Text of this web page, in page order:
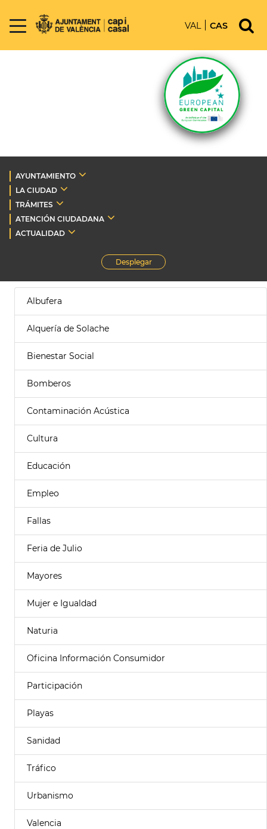
VAL CAS
AYUNTAMIENTO
LA CIUDAD
TRÁMITES
ATENCIÓN CIUDADANA
ACTUALIDAD
Desplegar
Albufera
Alquería de Solache
Bienestar Social
Bomberos
Contaminación Acústica
Cultura
Educación
Empleo
Fallas
Feria de Julio
Mayores
Mujer e Igualdad
Naturia
Oficina Información Consumidor
Participación
Playas
Sanidad
Tráfico
Urbanismo
Valencia